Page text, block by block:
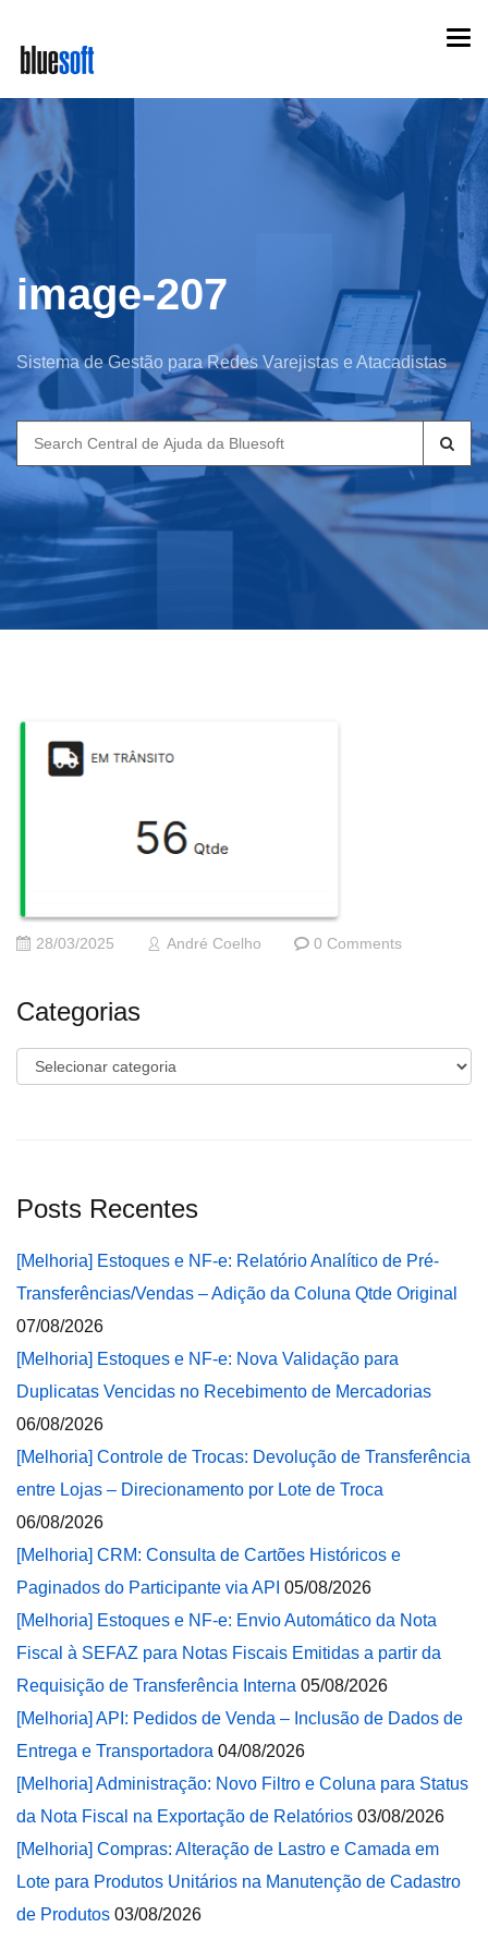
main
content
image-207
Sistema de Gestão para Redes Varejistas e Atacadistas
Search
for:
28/03/2025 André Coelho 0 Comments
Categorias
Categorias
Posts Recentes
[Melhoria] Estoques e NF-e: Relatório Analítico de Pré-
Transferências/Vendas – Adição da Coluna Qtde Original
07/08/2026
[Melhoria] Estoques e NF-e: Nova Validação para
Duplicatas Vencidas no Recebimento de Mercadorias
06/08/2026
[Melhoria] Controle de Trocas: Devolução de Transferência
entre Lojas – Direcionamento por Lote de Troca
06/08/2026
[Melhoria] CRM: Consulta de Cartões Históricos e
Paginados do Participante via API 05/08/2026
[Melhoria] Estoques e NF-e: Envio Automático da Nota
Fiscal à SEFAZ para Notas Fiscais Emitidas a partir da
Requisição de Transferência Interna 05/08/2026
[Melhoria] API: Pedidos de Venda – Inclusão de Dados de
Entrega e Transportadora 04/08/2026
[Melhoria] Administração: Novo Filtro e Coluna para Status
da Nota Fiscal na Exportação de Relatórios 03/08/2026
[Melhoria] Compras: Alteração de Lastro e Camada em
Lote para Produtos Unitários na Manutenção de Cadastro
de Produtos 03/08/2026